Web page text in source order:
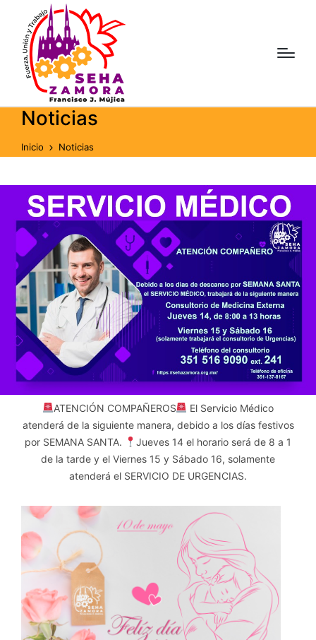
Noticias
Inicio Noticias
ATENCIÓN COMPAÑEROS
El Servicio Médico
atenderá de la siguiente manera, debido a los días festivos
por SEMANA SANTA.
Jueves 14 el horario será de 8 a 1
de la tarde y el Viernes 15 y Sábado 16, solamente
atenderá el SERVICIO DE URGENCIAS.